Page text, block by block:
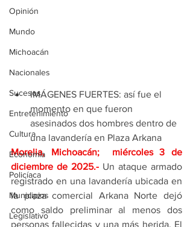
Opinión
Mundo
Michoacán
Nacionales
Sucesos
Entretenimiento
Cultura
Economía
Policíaca
Municipios
Legislativo
IMÁGENES FUERTES: así fue el
momento en que fueron
asesinados dos hombres dentro de
una lavandería en Plaza Arkana
Morelia, Michoacán;  miércoles 3 de
diciembre de 2025.- Un ataque armado
registrado en una lavandería ubicada en
la plaza comercial Arkana Norte dejó
como saldo preliminar al menos dos
personas fallecidas y una más herida. El